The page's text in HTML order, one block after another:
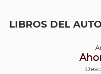
LIBROS DEL